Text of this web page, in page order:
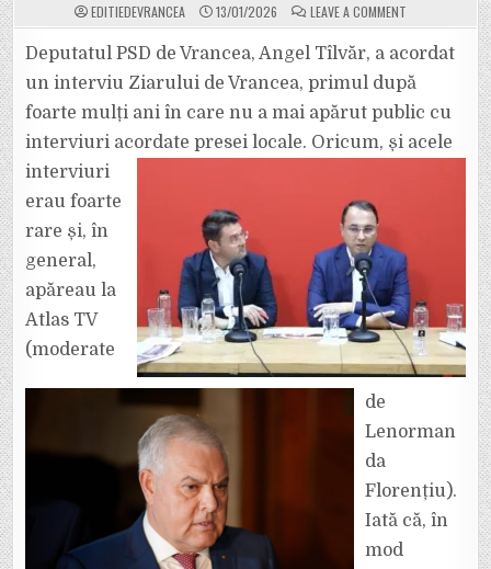
EDITIEDEVRANCEA 13/01/2026 LEAVE A COMMENTON
SURPRIZE-
DEPUTATUL
PSD
ANGEL
TÎLVĂR
ÎL
ATACĂ
PRIMARUL
PSD
CA
ÎNAINTE.
MULT
MAI
PROST.
(…)
IDEEA
CĂ
OAMENII
SE
UN
CĂ
E
NEINSPIRATĂ,
INCORECTĂ
Deputatul PSD de Vrancea, Angel Tîlvăr, a acordat
un interviu Ziarului de Vrancea, primul după
foarte mulți ani în care nu a mai apărut public cu
interviuri acordate presei locale. Oricum, și acele
interviuri
erau foarte
rare și, în
general,
apăreau la
Atlas TV
(moderate
de
Lenorman
da
Florențiu).
Iată că, în
mod